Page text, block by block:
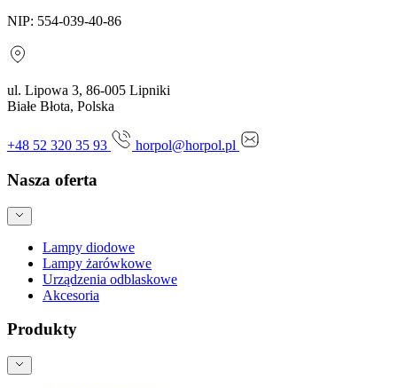
NIP: 554-039-40-86
ul. Lipowa 3, 86-005 Lipniki
Białe Błota, Polska
+48 52 320 35 93 horpol@horpol.pl
Nasza oferta
Lampy diodowe
Lampy żarówkowe
Urządzenia odblaskowe
Akcesoria
Produkty